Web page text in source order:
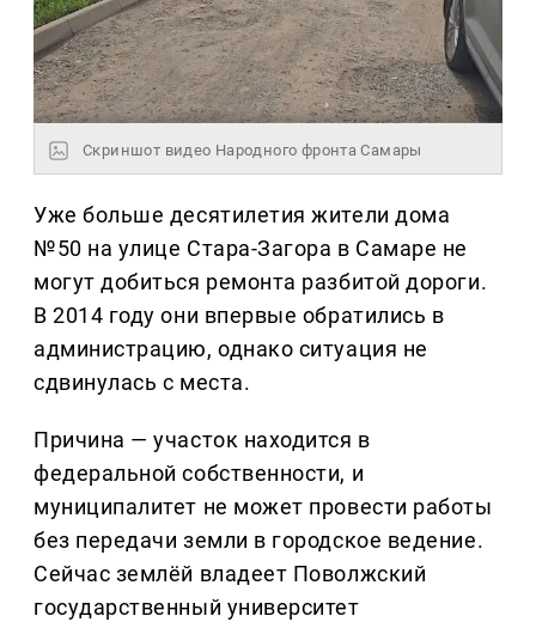
Скриншот видео Народного фронта Самары
Уже больше десятилетия жители дома
№50 на улице Стара-Загора в Самаре не
могут добиться ремонта разбитой дороги.
В 2014 году они впервые обратились в
администрацию, однако ситуация не
сдвинулась с места.
Причина — участок находится в
федеральной собственности, и
муниципалитет не может провести работы
без передачи земли в городское ведение.
Сейчас землёй владеет Поволжский
государственный университет